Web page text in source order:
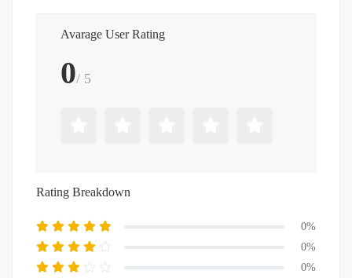
Avarage User Rating
0/ 5
Rating Breakdown
0%
0%
0%